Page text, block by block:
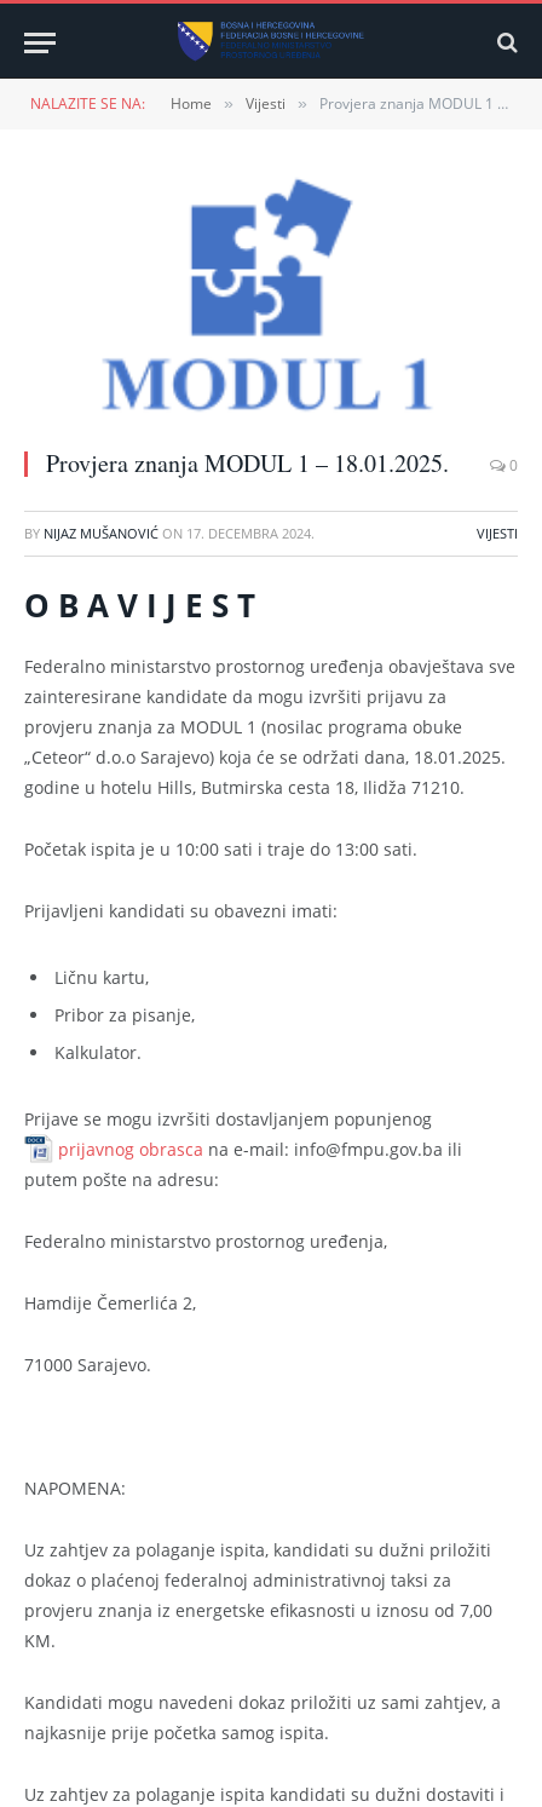
NALAZITE SE NA: Home » Vijesti » Provjera znanja MODUL 1 – 18.01.2025.
Provjera znanja MODUL 1 – 18.01.2025. 0
BY NIJAZ MUŠANOVIĆ ON 17. DECEMBRA 2024. VIJESTI
O B A V I J E S T
Federalno ministarstvo prostornog uređenja obavještava sve
zainteresirane kandidate da mogu izvršiti prijavu za
provjeru znanja za MODUL 1 (nosilac programa obuke
„Ceteor“ d.o.o Sarajevo) koja će se održati dana, 18.01.2025.
godine u hotelu Hills, Butmirska cesta 18, Ilidža 71210.
Početak ispita je u 10:00 sati i traje do 13:00 sati.
Prijavljeni kandidati su obavezni imati:
Ličnu kartu,
Pribor za pisanje,
Kalkulator.
Prijave se mogu izvršiti dostavljanjem popunjenog
prijavnog obrasca na e-mail: info@fmpu.gov.ba ili
putem pošte na adresu:
Federalno ministarstvo prostornog uređenja,
Hamdije Čemerlića 2,
71000 Sarajevo.
NAPOMENA:
Uz zahtjev za polaganje ispita, kandidati su dužni priložiti
dokaz o plaćenoj federalnoj administrativnoj taksi za
provjeru znanja iz energetske efikasnosti u iznosu od 7,00
KM.
Kandidati mogu navedeni dokaz priložiti uz sami zahtjev, a
najkasnije prije početka samog ispita.
Uz zahtjev za polaganje ispita kandidati su dužni dostaviti i